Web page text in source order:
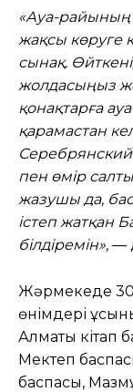
«Ауа-райының
жақсы көруге
сынақ.
жолдасыңыз
қонақтарға
қарамастан
Серебрянский
пен өмір
жазушы да,
істеп жатқан
білдіремін», —
Жәрмеңкеде
өнімдері
Алматы кітап
Мектеп
баспасы,